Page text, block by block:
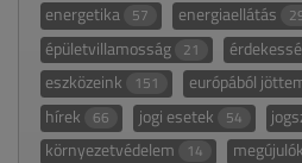
energetika 57 energiaellátás
épületvillamosság 21
eszközeink 151 európából
hírek 66 jogi esetek 54
környezetvédelem 14 megújulók